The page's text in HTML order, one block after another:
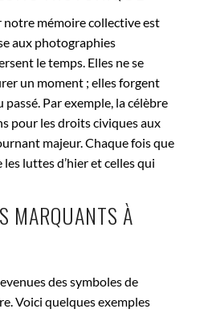
notre mémoire collective est
aux photographies
le temps. Elles ne se
un moment ; elles forgent
Par exemple, la célèbre
pour les droits civiques aux
majeur. Chaque fois que
luttes d’hier et celles qui
MARQUANTS À
des symboles de
Voici quelques exemples